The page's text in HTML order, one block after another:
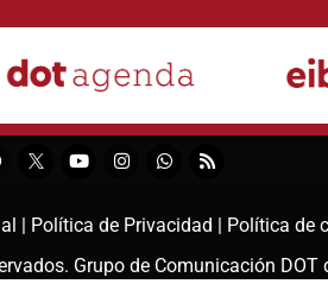
| Política de Privacidad | Política de
Grupo de Comunicación DOT